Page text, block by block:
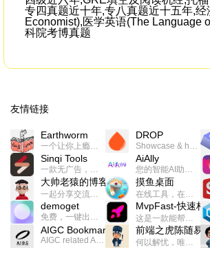
专四真题近十年,专八真题近十五年,经
Economist),医学英语(The Language
科院考博真题
友情链接
Earthworm DROP
Sinqi Tools AiAlly
大帅老猿的博客 摸鱼桌面
demoget MvpFast-快速构
这是一款能帮助你快速构建个人网站的应用，使用最新的前端技术栈，集成登录、鉴权、手机、邮箱、数据库、博客、文章、支付等等网站所需要的功能，你只需要花几个小时开发你的核心功能就可以上线，一次购买，永久拥有
AIGC Bookmarks 前端之虎陈随易